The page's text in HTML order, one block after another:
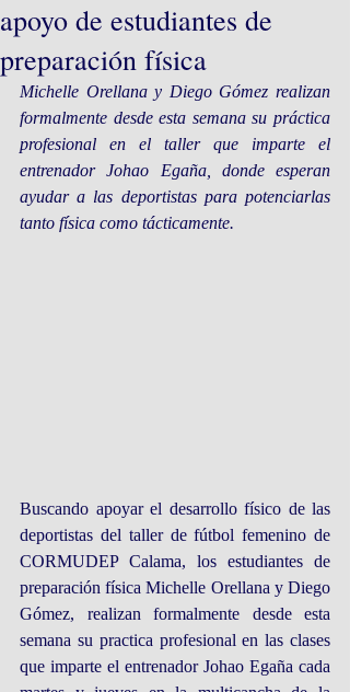
apoyo de estudiantes de
preparación física
Michelle Orellana y Diego Gómez realizan
formalmente desde esta semana su práctica
profesional en el taller que imparte el
entrenador Johao Egaña, donde esperan
ayudar a las deportistas para potenciarlas
tanto física como tácticamente.
Buscando apoyar el desarrollo físico de las
deportistas del taller de fútbol femenino de
CORMUDEP Calama, los estudiantes de
preparación física Michelle Orellana y Diego
Gómez, realizan formalmente desde esta
semana su practica profesional en las clases
que imparte el entrenador Johao Egaña cada